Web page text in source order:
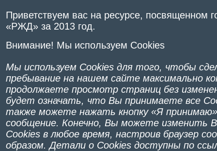
Приветствуем вас на ресурсе, посвященном
«РЖД» за 2013 год.
Внимание! Мы используем Cookies
Мы используем Cookies для того, чтобы
пребывание на нашем сайте максимально
продолжаете просмотр страниц без
будет означать, что Вы принимаете все
также можете нажать кнопку «Я
сообщение. Конечно, Вы можете изменить
Cookies в любое время, настроив браузер
образом. Детали о Cookies доступны по